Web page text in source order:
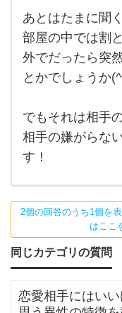
る
の
が苦
手で
い
つ
られ
あとはたまに聞
部屋の中では割
外でだったら突
とかでしょうか
でもそれは相手
相手の嫌がらな
す！
2個の回答のうち1個を
はここ
同じカテゴリの質問
恋愛相手にはい